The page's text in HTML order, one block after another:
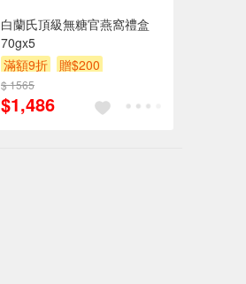
白蘭氏頂級無糖官燕窩禮盒
70gx5
滿額9折
贈$200
滿額贈券
$ 1565
$1,486